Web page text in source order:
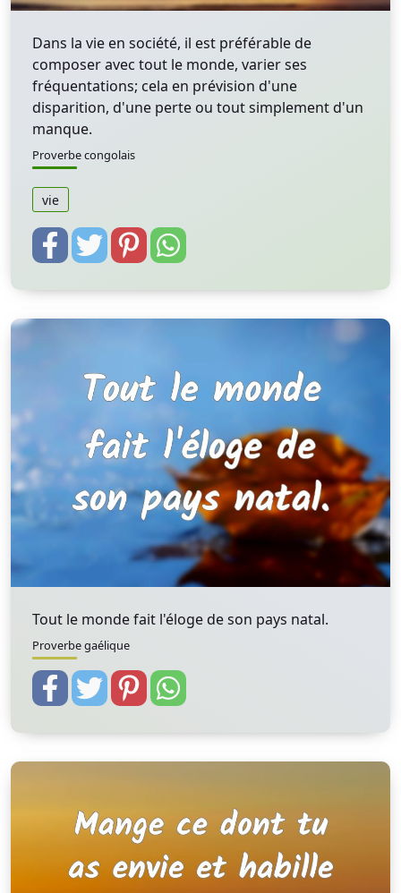
Dans la vie en société, il est préférable de
composer avec tout le monde, varier ses
fréquentations; cela en prévision d'une
disparition, d'une perte ou tout simplement d'un
manque.
Proverbe congolais
vie
Tout le monde fait l'éloge de son pays natal.
Proverbe gaélique